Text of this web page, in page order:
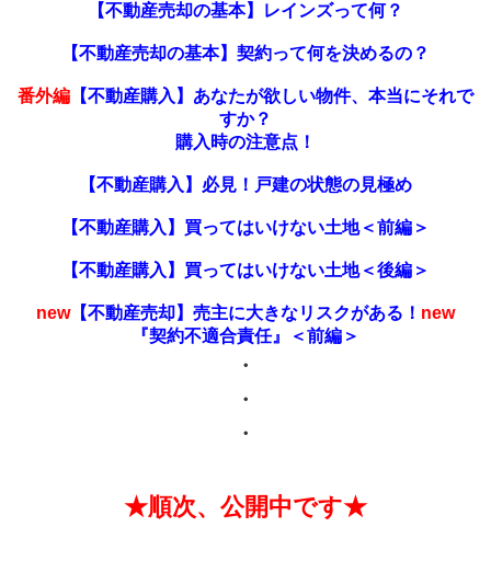
【不動産売却の基本】レインズって何？
【不動産売却の基本】契約って何を決めるの？
番外編 【不動産購入】あなたが欲しい物件、本当にそれで
すか？
購入時の注意点！
【不動産購入】必見！戸建の状態の見極め
【不動産購入】買ってはいけない土地＜前編＞
【不動産購入】買ってはいけない土地＜後編＞
new【不動産売却】売主に大きなリスクがある！ new
『契約不適合責任』＜前編＞
・
・
・
★順次、公開中です★